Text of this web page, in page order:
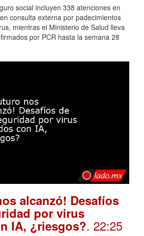
social incluyen 338 atenciones en
consulta externa por padecimientos
mientras el Ministerio de Salud lleva
por PCR hasta la semana 28
alcanzó! Desafíos
por virus
IA, ¿riesgos?. 22:25